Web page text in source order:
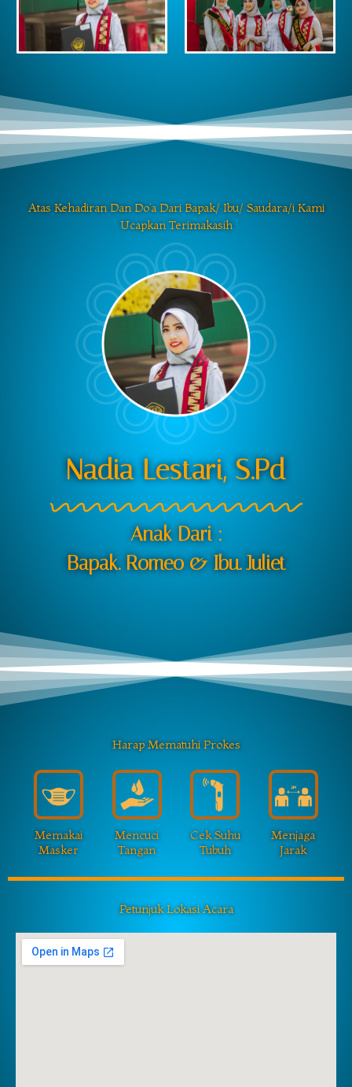
Atas Kehadiran Dan Do’a Dari Bapak/ Ibu/ Saudara/i Kami
Ucapkan Terimakasih
Nadia Lestari, S.Pd
Anak Dari :
Bapak. Romeo & Ibu. Juliet
Harap Mematuhi Prokes
Memakai
Masker
Mencuci
Tangan
Cek Suhu
Tubuh
Menjaga
Jarak
Petunjuk Lokasi Acara